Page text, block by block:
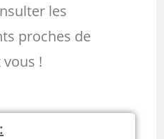
les
proches de
vous !